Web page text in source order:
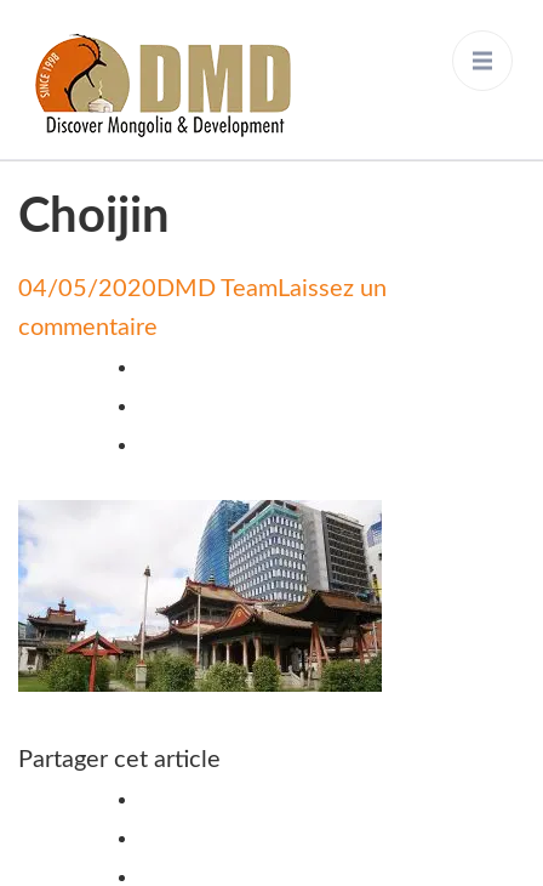
Choijin
04/05/2020 DMD TeamLaissez un
commentaire
Partager cet article